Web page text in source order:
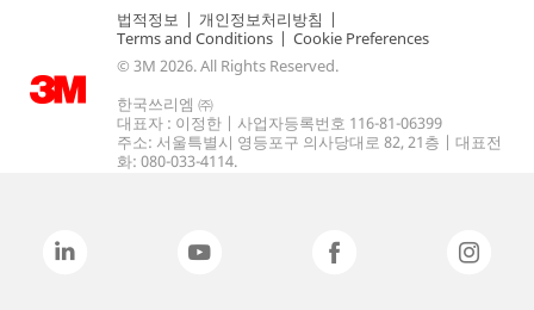
법적정보 | 개인정보처리방침 |
Terms and Conditions | Cookie Preferences
© 3M 2026. All Rights Reserved.
한국쓰리엠 ㈜
대표자 : 이정한 | 사업자등록번호 116-81-06399
주소: 서울특별시 영등포구 의사당대로 82, 21층 | 대표전
화: 080-033-4114.